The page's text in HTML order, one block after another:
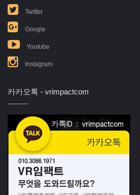
Twitter
Google
Youtube
Instagram
카카오톡 - vrimpactcom